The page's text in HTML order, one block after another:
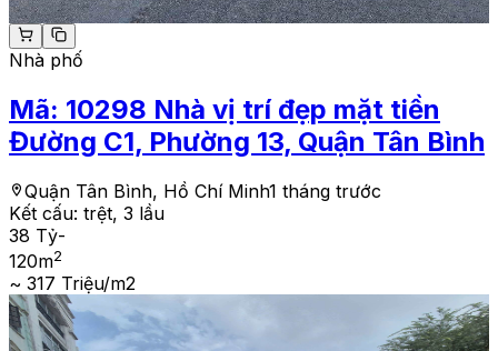
Nhà phố
Mã: 10298 Nhà vị trí đẹp mặt tiền
Đường C1, Phường 13, Quận Tân Bình
Quận Tân Bình, Hồ Chí Minh1 tháng trước
Kết cấu: trệt, 3 lầu
38 Tỷ-
120m2
~ 317 Triệu/m2